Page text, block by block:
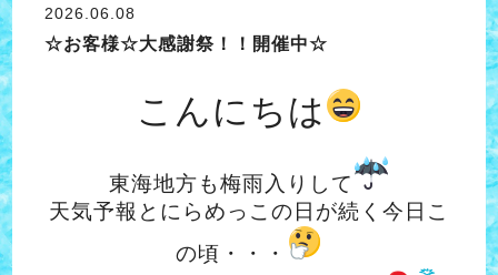
2026.06.08
☆お客様☆大感謝祭！！開催中☆
こんにちは
東海地方も梅雨入りして
天気予報とにらめっこの日が続く今日こ
の頃・・・